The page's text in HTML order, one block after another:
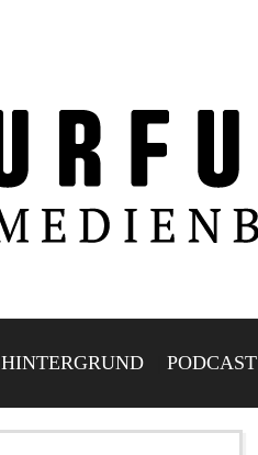
HINTERGRUND PODCAST